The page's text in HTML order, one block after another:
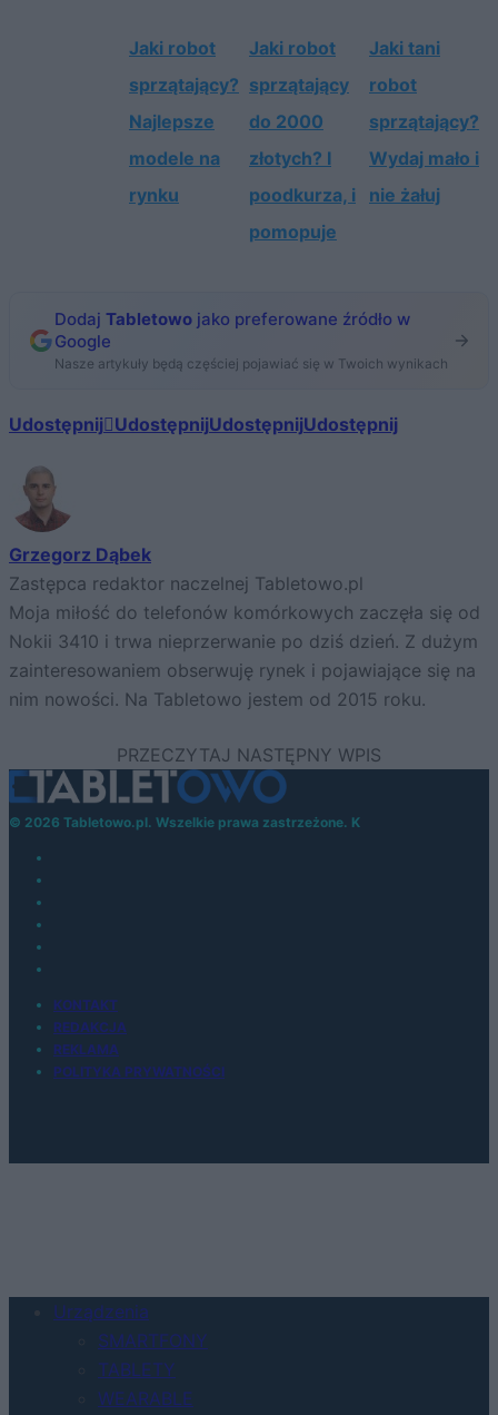
Jaki robot
sprzątający?
Najlepsze
modele na
rynku
Jaki robot
sprzątający
do 2000
złotych? I
poodkurza, i
pomopuje
Jaki tani
robot
sprzątający?
Wydaj mało i
nie żałuj
Dodaj Tabletowo jako preferowane źródło w
Google
Nasze artykuły będą częściej pojawiać się w Twoich wynikach
Udostępnij UdostępnijUdostępnijUdostępnij
Grzegorz Dąbek
Zastępca redaktor naczelnej Tabletowo.pl
Moja miłość do telefonów komórkowych zaczęła się od
Nokii 3410 i trwa nieprzerwanie po dziś dzień. Z dużym
zainteresowaniem obserwuję rynek i pojawiające się na
nim nowości. Na Tabletowo jestem od 2015 roku.
© 2026 Tabletowo.pl. Wszelkie prawa zastrzeżone. K
KONTAKT
REDAKCJA
REKLAMA
POLITYKA PRYWATNOŚCI
Urządzenia
SMARTFONY
TABLETY
WEARABLE